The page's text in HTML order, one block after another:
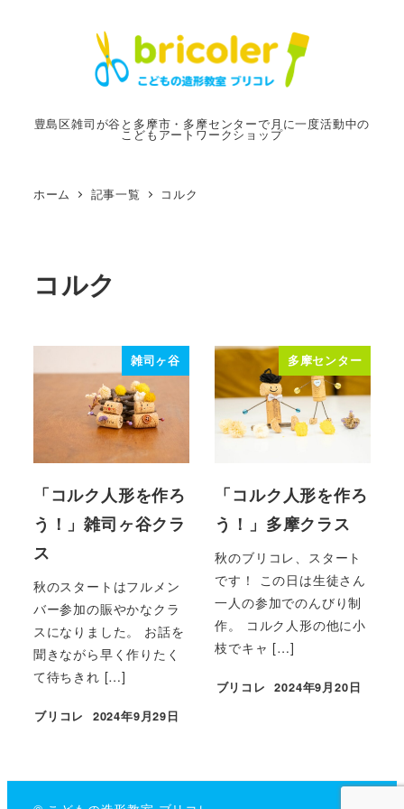
豊島区雑司が谷と多摩市・多摩センターで月に一度活動中の
こどもアートワークショップ
ホーム 記事一覧 コルク
コルク
雑司ヶ谷
「コルク人形を作ろ
う！」雑司ヶ谷クラ
ス
秋のスタートはフルメン
バー参加の賑やかなクラ
スになりました。 お話を
聞きながら早く作りたく
て待ちきれ […]
ブリコレ
投稿日
2024年9月29日
多摩センター
「コルク人形を作ろ
う！」多摩クラス
秋のブリコレ、スタート
です！ この日は生徒さん
一人の参加でのんびり制
作。 コルク人形の他に小
枝でキャ […]
ブリコレ
投稿日
2024年9月20日